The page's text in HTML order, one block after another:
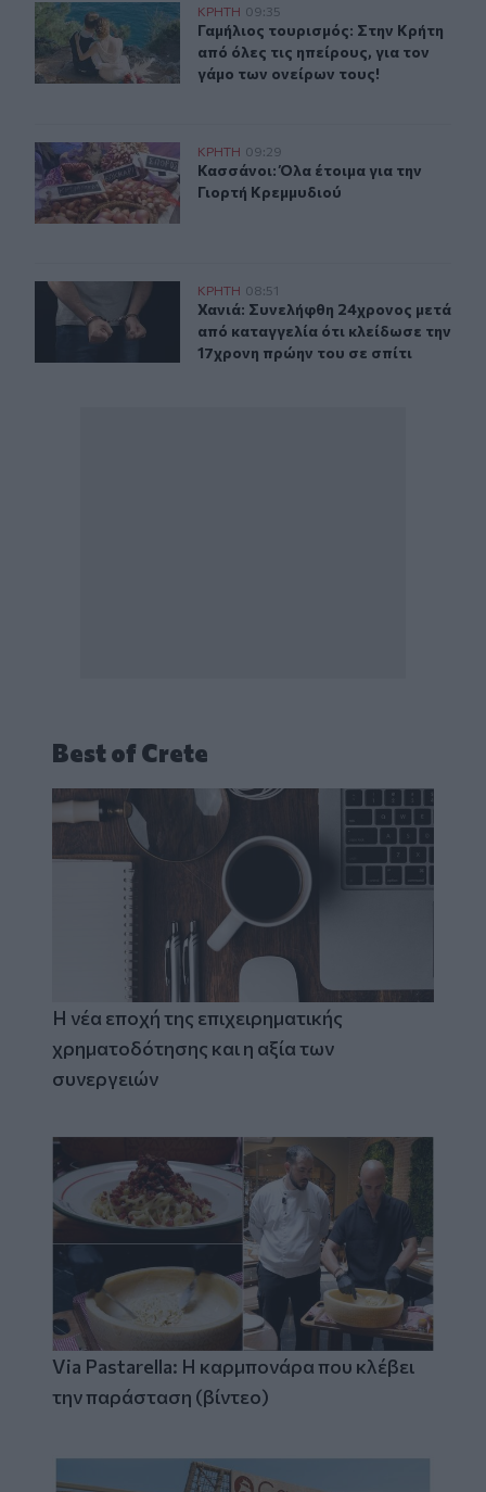
Γαμήλιος τουρισμός: Στην Κρήτη από όλες τις
ΚΡΗΤΗ 09:35
Γαμήλιος τουρισμός: Στην Κρήτη
Γαμήλιος τουρισμός: Στην Κρήτη
από όλες τις ηπείρους, για τον
γάμο των ονείρων τους!
Κασσάνοι: Όλα έτοιμα για την Γιορτή Κρεμμυδιού
ΚΡΗΤΗ 09:29
Κασσάνοι: Όλα έτοιμα για την
Κασσάνοι: Όλα έτοιμα για την
Γιορτή Κρεμμυδιού
Χανιά: Συνελήφθη 24χρονος μετά από καταγγελία ότι
ΚΡΗΤΗ 08:51
Χανιά: Συνελήφθη 24χρονος μετά
Χανιά: Συνελήφθη 24χρονος μετά
από καταγγελία ότι κλείδωσε την
17χρονη πρώην του σε σπίτι
Best of Crete
Η νέα εποχή της επιχειρηματικής
χρηματοδότησης και η αξία των
συνεργειών
Via Pastarella: Η καρμπονάρα που κλέβει
την παράσταση (βίντεο)